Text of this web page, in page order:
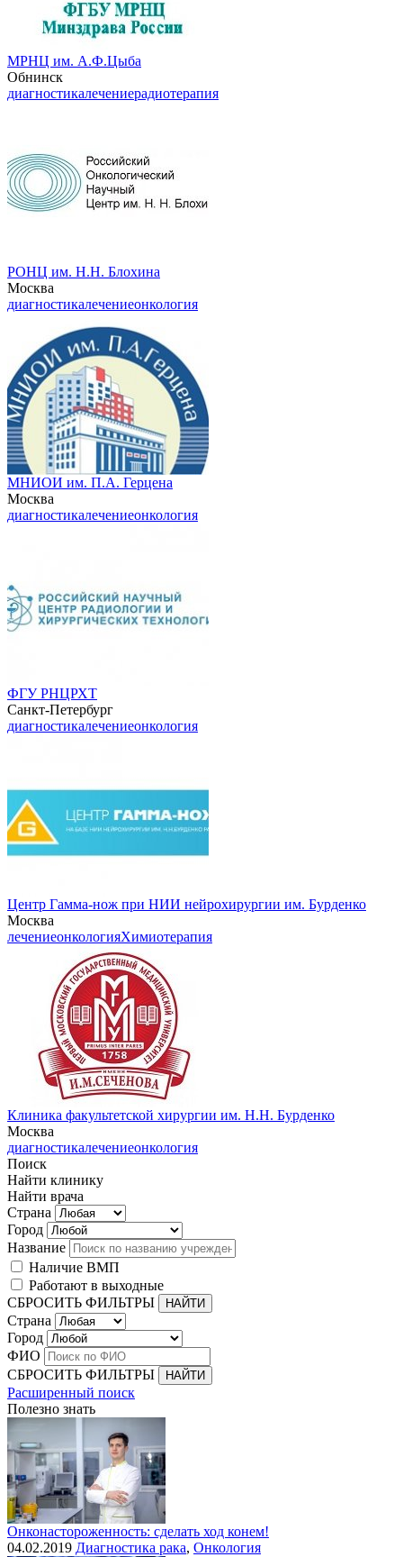
МРНЦ им. А.Ф.Цыба
Обнинск
диагностикалечениерадиотерапия
РОНЦ им. Н.Н. Блохина
Москва
диагностикалечениеонкология
МНИОИ им. П.А. Герцена
Москва
диагностикалечениеонкология
ФГУ РНЦРХТ
Санкт-Петербург
диагностикалечениеонкология
Центр Гамма-нож при НИИ нейрохирургии им. Бурденко
Москва
лечениеонкологияХимиотерапия
Клиника факультетской хирургии им. Н.Н. Бурденко
Москва
диагностикалечениеонкология
Поиск
Найти клинику
Найти врача
Страна
Город
Название
Наличие ВМП
Работают в выходные
СБРОСИТЬ ФИЛЬТРЫ
Страна
Город
ФИО
СБРОСИТЬ ФИЛЬТРЫ
Расширенный поиск
Полезно знать
Онконастороженность: сделать ход конем!
04.02.2019 Диагностика рака, Онкология